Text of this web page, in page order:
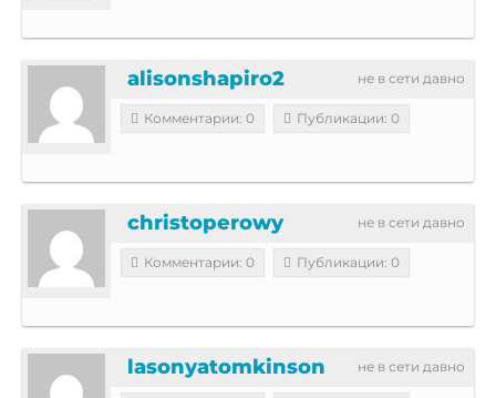
не в сети давно
alisonshapiro2
Комментарии: 0 Публикации: 0
не в сети давно
christoperowy
Комментарии: 0 Публикации: 0
не в сети давно
lasonyatomkinson